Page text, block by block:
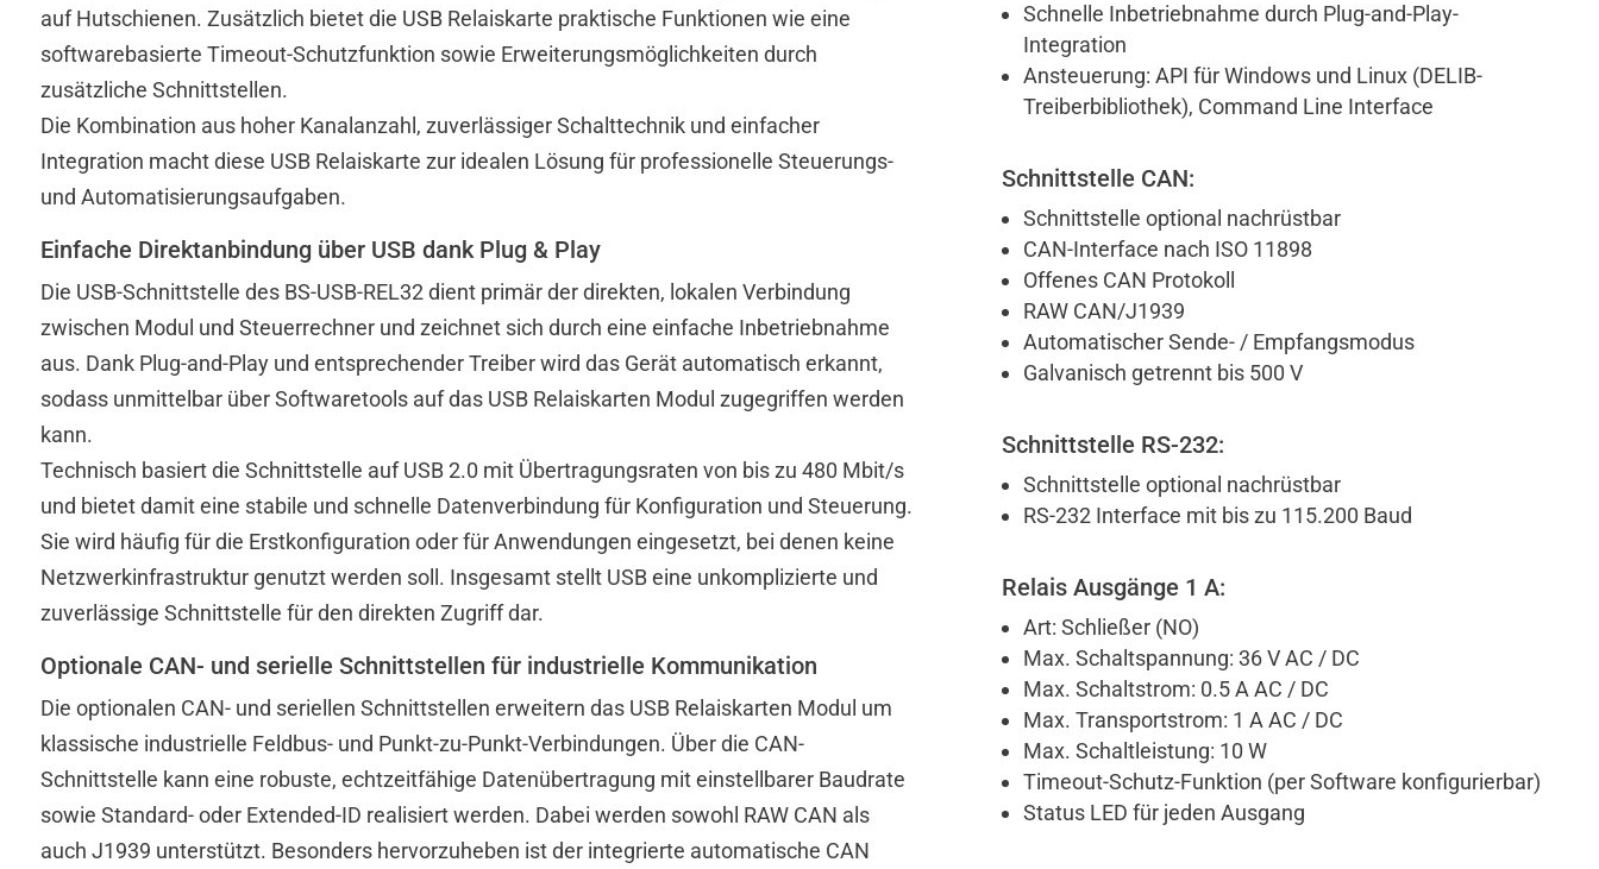
auf Hutschienen. Zusätzlich bietet die USB Relaiskarte praktische Funktionen wie eine
softwarebasierte Timeout-Schutzfunktion sowie Erweiterungsmöglichkeiten durch
zusätzliche Schnittstellen.
Die Kombination aus hoher Kanalanzahl, zuverlässiger Schalttechnik und einfacher
Integration macht diese USB Relaiskarte zur idealen Lösung für professionelle Steuerungs-
und Automatisierungsaufgaben.
Einfache Direktanbindung über USB dank Plug & Play
Die USB-Schnittstelle des BS-USB-REL32 dient primär der direkten, lokalen Verbindung
zwischen Modul und Steuerrechner und zeichnet sich durch eine einfache Inbetriebnahme
aus. Dank Plug-and-Play und entsprechender Treiber wird das Gerät automatisch erkannt,
sodass unmittelbar über Softwaretools auf das USB Relaiskarten Modul zugegriffen werden
kann.
Technisch basiert die Schnittstelle auf USB 2.0 mit Übertragungsraten von bis zu 480 Mbit/s
und bietet damit eine stabile und schnelle Datenverbindung für Konfiguration und Steuerung.
Sie wird häufig für die Erstkonfiguration oder für Anwendungen eingesetzt, bei denen keine
Netzwerkinfrastruktur genutzt werden soll. Insgesamt stellt USB eine unkomplizierte und
zuverlässige Schnittstelle für den direkten Zugriff dar.
Optionale CAN- und serielle Schnittstellen für industrielle Kommunikation
Die optionalen CAN- und seriellen Schnittstellen erweitern das USB Relaiskarten Modul um
klassische industrielle Feldbus- und Punkt-zu-Punkt-Verbindungen. Über die CAN-
Schnittstelle kann eine robuste, echtzeitfähige Datenübertragung mit einstellbarer Baudrate
sowie Standard- oder Extended-ID realisiert werden. Dabei werden sowohl RAW CAN als
auch J1939 unterstützt. Besonders hervorzuheben ist der integrierte automatische CAN
Schnelle Inbetriebnahme durch Plug-and-Play-
Integration
Ansteuerung: API für Windows und Linux (DELIB-
Treiberbibliothek), Command Line Interface
Schnittstelle CAN:
Schnittstelle optional nachrüstbar
CAN-Interface nach ISO 11898
Offenes CAN Protokoll
RAW CAN/J1939
Automatischer Sende- / Empfangsmodus
Galvanisch getrennt bis 500 V
Schnittstelle RS-232:
Schnittstelle optional nachrüstbar
RS-232 Interface mit bis zu 115.200 Baud
Relais Ausgänge 1 A:
Art: Schließer (NO)
Max. Schaltspannung: 36 V AC / DC
Max. Schaltstrom: 0.5 A AC / DC
Max. Transportstrom: 1 A AC / DC
Max. Schaltleistung: 10 W
Timeout-Schutz-Funktion (per Software konfigurierbar)
Status LED für jeden Ausgang